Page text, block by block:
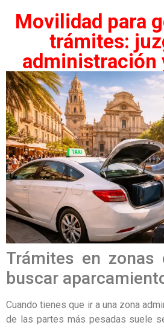
Movilidad para
trámites:
administración
Trámites en zonas
buscar
Cuando tienes que ir a una zona
de las partes más pesadas suele